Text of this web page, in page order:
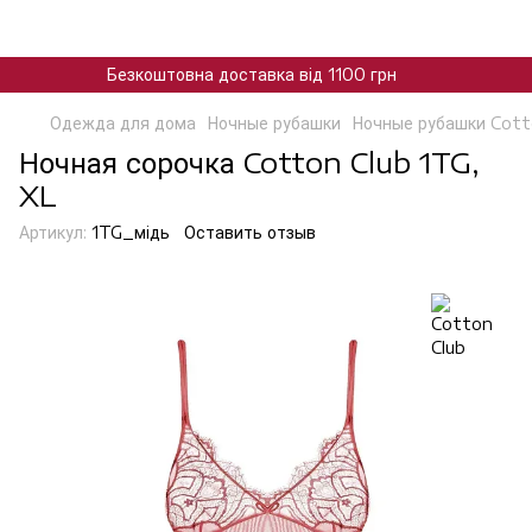
Безкоштовна доставка від 1100 грн
Одежда для дома Ночные рубашки Ночные рубашки
Ночная сорочка Cotton Club 1TG,
XL
Артикул: 1TG_мiдь Оставить отзыв